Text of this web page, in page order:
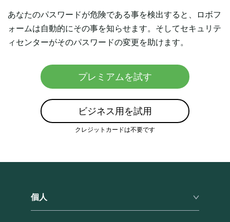
あなたのパスワードが危険である事を検出すると、ロボフ
ォームは自動的にその事を知らせます。そしてセキュリテ
ィセンターがそのパスワードの変更を助けます。
ビジネス用を試用
クレジットカードは不要です
プレミアムを試す
個人